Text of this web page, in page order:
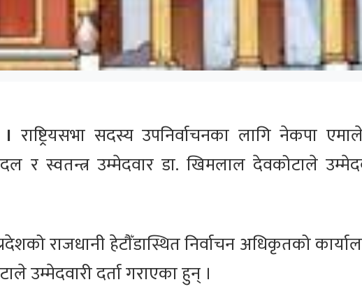
।राष्ट्रियसभा सदस्य उपनिर्वाचनका लागि नेकपा
र स्वतन्त्र उम्मेदवार डा. खिमलाल देवकोटाले
राजधानी हेटौँडास्थित निर्वाचन अधिकृतको
उम्मेदवारी दर्ता गराएका हुन् ।